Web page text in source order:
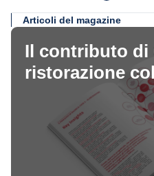
Articoli del magazine
Il contributo di
ristorazione